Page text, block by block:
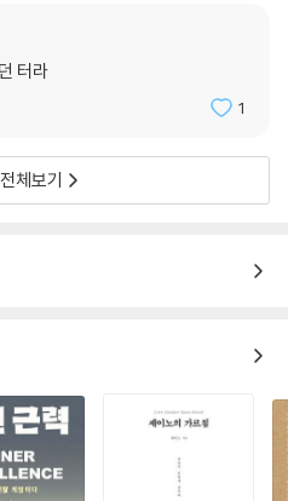
터라
1
체보기